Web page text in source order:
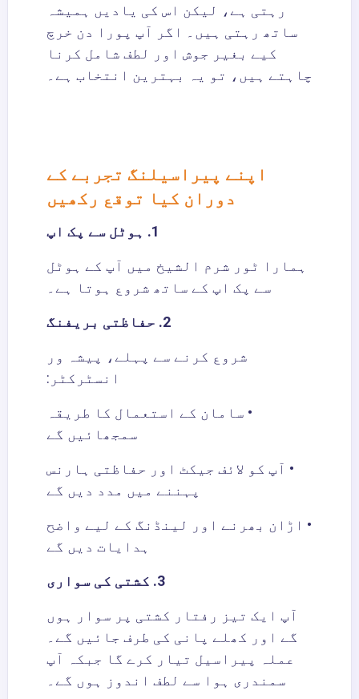
رہتی ہے، لیکن اس کی یادیں ہمیشہ
ساتھ رہتی ہیں۔ اگر آپ پورا دن خرچ
کیے بغیر جوش اور لطف شامل کرنا
چاہتے ہیں، تو یہ بہترین انتخاب ہے۔
اپنے پیراسیلنگ تجربے کے
دوران کیا توقع رکھیں
1. ہوٹل سے پک اپ
ہمارا ٹور شرم الشیخ میں آپ کے ہوٹل
سے پک اپ کے ساتھ شروع ہوتا ہے۔
2. حفاظتی بریفنگ
شروع کرنے سے پہلے، پیشہ ور
انسٹرکٹر:
• سامان کے استعمال کا طریقہ
سمجھائیں گے
• آپ کو لائف جیکٹ اور حفاظتی ہارنس
پہننے میں مدد دیں گے
• اڑان بھرنے اور لینڈنگ کے لیے واضح
ہدایات دیں گے
3. کشتی کی سواری
آپ ایک تیز رفتار کشتی پر سوار ہوں
گے اور کھلے پانی کی طرف جائیں گے۔
عملہ پیراسیل تیار کرے گا جبکہ آپ
سمندری ہوا سے لطف اندوز ہوں گے۔